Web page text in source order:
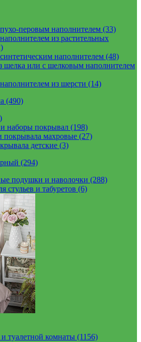
перовым наполнителем (33)
из растительных
наполнителем (48)
шелка или с шелковым наполнителем
из шерсти (14)
(490)
наборы покрывал (198)
махровые (27)
детские (3)
(294)
подушки и наволочки (288)
стульев и табуретов (6)
туалетной комнаты (1156)